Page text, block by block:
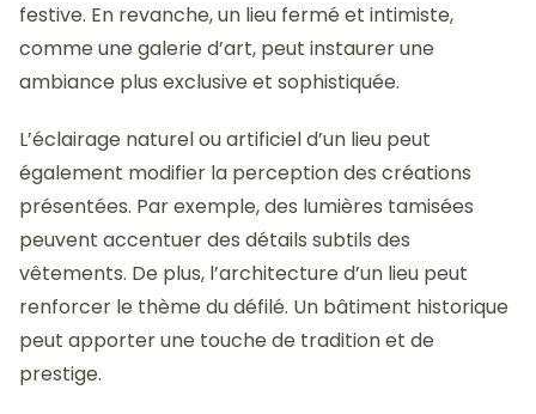
festive. En revanche, un lieu fermé et intimiste,
comme une galerie d’art, peut instaurer une
ambiance plus exclusive et sophistiquée.
L’éclairage naturel ou artificiel d’un lieu peut
également modifier la perception des créations
présentées. Par exemple, des lumières tamisées
peuvent accentuer des détails subtils des
vêtements. De plus, l’architecture d’un lieu peut
renforcer le thème du défilé. Un bâtiment historique
peut apporter une touche de tradition et de
prestige.